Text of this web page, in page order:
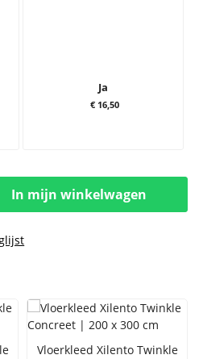
Ja
€ 16,50
In mijn winkelwagen
Vloerkleed Xilento Twinkle